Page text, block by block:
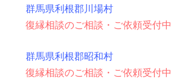
群馬県利根郡川場村
復縁相談のご相談・ご依頼受付中
群馬県利根郡昭和村
復縁相談のご相談・ご依頼受付中